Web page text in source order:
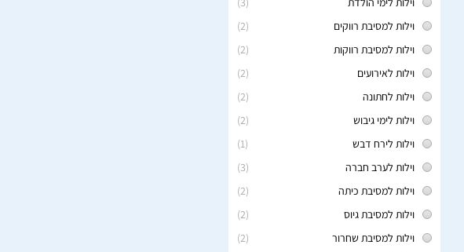
(2)
וילות למסיבת רווקים
(2)
וילות למסיבת רווקות
(2)
וילות לאירועים
(2)
וילות לחתונה
(2)
וילות לימי גיבוש
(1)
וילות לירח דבש
(3)
וילות לערב חברה
(2)
וילות למסיבת כיתה
(2)
וילות למסיבת גיוס
(2)
וילות למסיבת שחרור